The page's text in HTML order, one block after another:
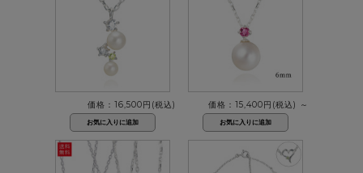
価格：16,500円(税込) 価格：15,400円(税込) ～